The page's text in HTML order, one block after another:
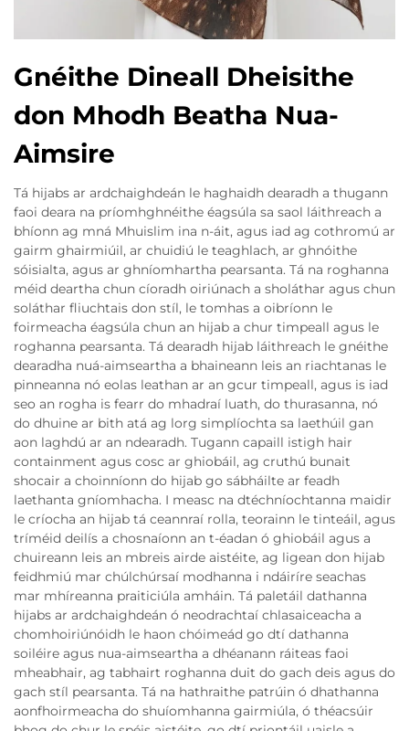
Gnéithe Dineall Dheisithe
don Mhodh Beatha Nua-
Aimsire
Tá hijabs ar ardchaighdeán le haghaidh dearadh a thugann
faoi deara na príomhghnéithe éagsúla sa saol láithreach a
bhíonn ag mná Mhuislim ina n-áit, agus iad ag cothromú ar
gairm ghairmiúil, ar chuidiú le teaghlach, ar ghnóithe
sóisialta, agus ar ghníomhartha pearsanta. Tá na roghanna
méid deartha chun cíoradh oiriúnach a sholáthar agus chun
soláthar fliuchtais don stíl, le tomhas a oibríonn le
foirmeacha éagsúla chun an hijab a chur timpeall agus le
roghanna pearsanta. Tá dearadh hijab láithreach le gnéithe
dearadha nuá-aimseartha a bhaineann leis an riachtanas le
pinneanna nó eolas leathan ar an gcur timpeall, agus is iad
seo an rogha is fearr do mhadraí luath, do thurasanna, nó
do dhuine ar bith atá ag lorg simplíochta sa laethúil gan
aon laghdú ar an ndearadh. Tugann capaill istigh hair
containment agus cosc ar ghiobáil, ag cruthú bunait
shocair a choinníonn do hijab go sábháilte ar feadh
laethanta gníomhacha. I measc na dtéchníochtanna maidir
le críocha an hijab tá ceannraí rolla, teorainn le tinteáil, agus
tríméid deilís a chosnaíonn an t-éadan ó ghiobáil agus a
chuireann leis an mbreis airde aistéite, ag ligean don hijab
feidhmiú mar chúlchúrsaí modhanna i ndáiríre seachas
mar mhíreanna praiticiúla amháin. Tá paletáil dathanna
hijabs ar ardchaighdeán ó neodrachtaí chlasaiceacha a
chomhoiriúnóidh le haon chóimeád go dtí dathanna
soiléire agus nua-aimseartha a dhéanann ráiteas faoi
mheabhair, ag tabhairt roghanna duit do gach deis agus do
gach stíl pearsanta. Tá na hathraithe patrúin ó dhathanna
aonfhoirmeacha do shuíomhanna gairmiúla, ó théacsúir